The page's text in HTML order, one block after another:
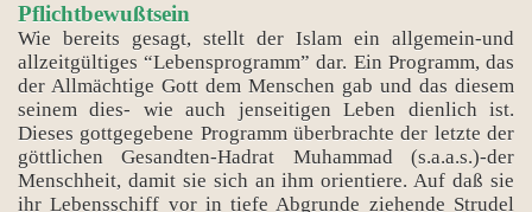
Pflichtbewußtsein
Wie bereits gesagt, stellt der Islam ein allgemein-und
allzeitgültiges “Lebensprogramm” dar. Ein Programm, das
der Allmächtige Gott dem Menschen gab und das diesem
seinem dies- wie auch jenseitigen Leben dienlich ist.
Dieses gottgegebene Programm überbrachte der letzte der
göttlichen Gesandten-Hadrat Muhammad (s.a.a.s.)-der
Menschheit, damit sie sich an ihm orientiere. Auf daß sie
ihr Lebensschiff vor in tiefe Abgrunde ziehende Strudel